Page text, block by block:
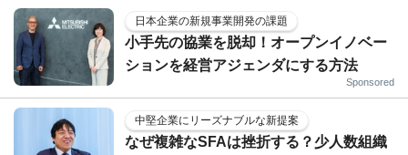
日本企業の新規事業開発の課題
小手先の協業を脱却！オープンイノベー
ションを経営アジェンダにする方法
Sponsored
中堅企業にリーズナブルな新提案
なぜ複雑なSFAは挫折する？少人数組織